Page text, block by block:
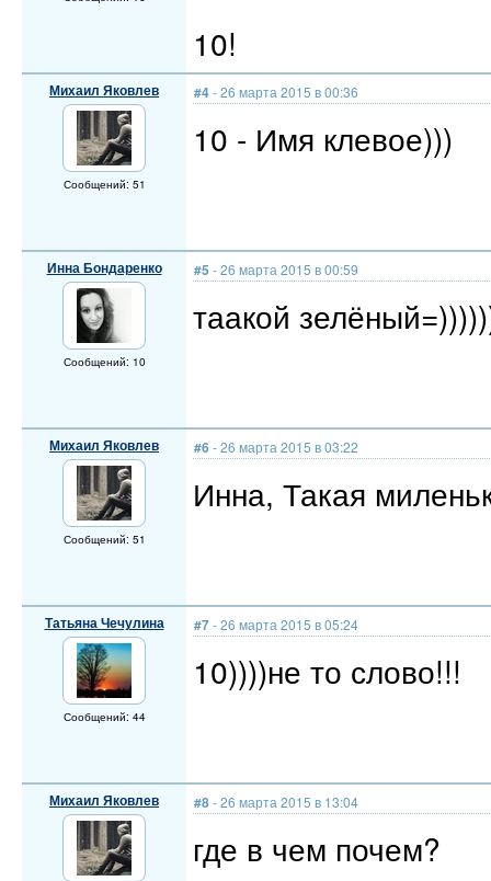
10!
Михаил Яковлев
Сообщений: 51
#4- 26 марта 2015 в 00:36
10 - Имя клевое)))
Инна Бондаренко
Сообщений: 10
#5 - 26 марта 2015 в 00:59
таакой
Михаил Яковлев
Сообщений: 51
#6- 26 марта 2015 в 03:22
Инна, Такая
Татьяна Чечулина
Сообщений: 44
#7- 26 марта 2015 в 05:24
10))))не то слово!!!
Михаил Яковлев #8- 26 марта 2015 в 13:04
где в чем почем?